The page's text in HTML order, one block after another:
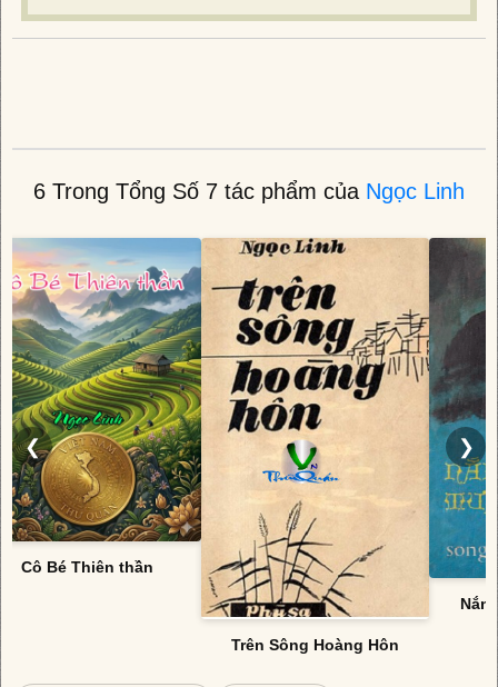
6 Trong Tổng Số 7 tác phẩm của Ngọc Linh
❮
Cô Bé Thiên thần
Trên Sông Hoàng Hôn
❯